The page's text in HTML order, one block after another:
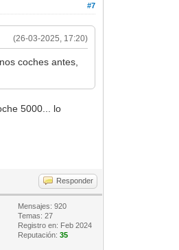
#7
(26-03-2025, 17:20)
coches antes,
5000... lo
Responder
Mensajes: 920
Temas: 27
Registro en: Feb 2024
Reputación:35